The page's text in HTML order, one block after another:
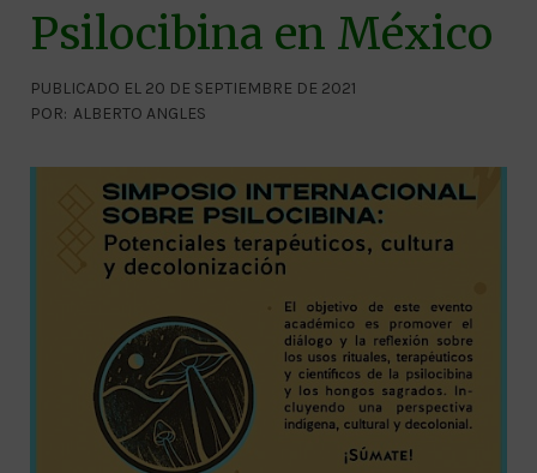
Psilocibina en México
PUBLICADO EL 20 DE SEPTIEMBRE DE 2021
POR: ALBERTO ANGLES